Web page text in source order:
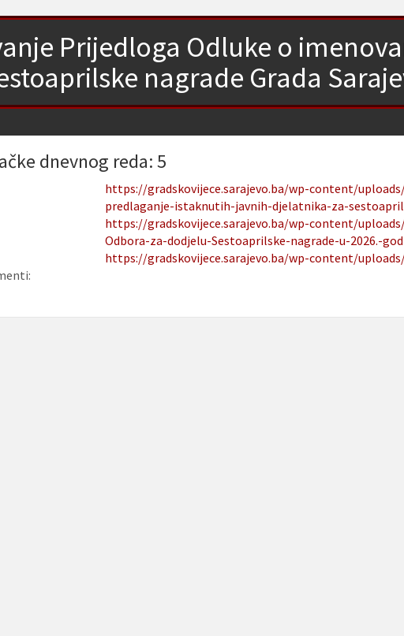
Prijedloga Odluke o
nagrade Grada
dnevnog reda: 5
https://gradskovijece.sarajevo.ba/wp-content/
predlaganje-istaknutih-javnih-djelatnika-za-
https://gradskovijece.sarajevo.ba/wp-content/
Odbora-za-dodjelu-Sestoaprilske-nagrade-u-2026.-
https://gradskovijece.sarajevo.ba/wp-content/